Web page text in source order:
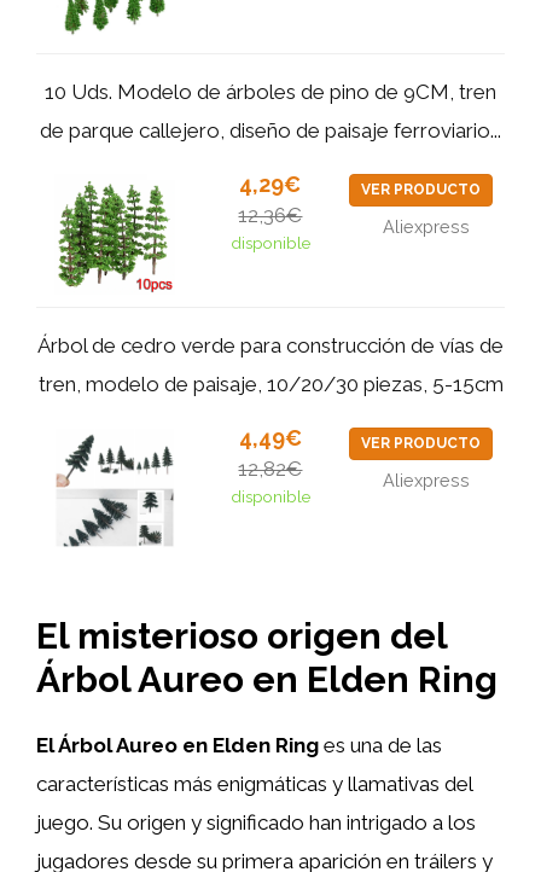
10 Uds. Modelo de árboles de pino de 9CM, tren
de parque callejero, diseño de paisaje ferroviario...
4,29€
12,36€
disponible
VER PRODUCTO
Aliexpress
Árbol de cedro verde para construcción de vías de
tren, modelo de paisaje, 10/20/30 piezas, 5-15cm
4,49€
12,82€
disponible
VER PRODUCTO
Aliexpress
El misterioso origen del
Árbol Aureo en Elden Ring
El Árbol Aureo en Elden Ring es una de las
características más enigmáticas y llamativas del
juego. Su origen y significado han intrigado a los
jugadores desde su primera aparición en tráilers y